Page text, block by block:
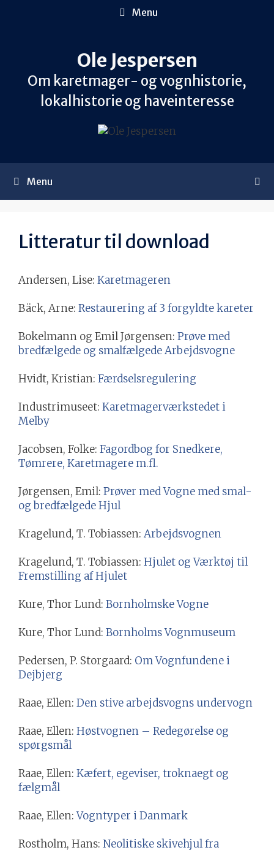
Menu
Ole Jespersen
Om karetmager- og vognhistorie,
lokalhistorie og haveinteresse
Menu
Litteratur til download
Andersen, Lise: Karetmageren
Bäck, Arne: Restaurering af 3 forgyldte kareter
Bokelmann og Emil Jørgensen: Prøve med
bredfælgede og smalfælgede Arbejdsvogne
Hvidt, Kristian: Færdselsregulering
Industrimuseet: Karetmagerværkstedet i
Melby
Jacobsen, Folke: Fagordbog for Snedkere,
Tømrere, Karetmagere m.fl.
Jørgensen, Emil: Prøver med Vogne med smal-
og bredfælgede Hjul
Kragelund, T. Tobiassen: Arbejdsvognen
Kragelund, T. Tobiassen: Hjulet og Værktøj til
Fremstilling af Hjulet
Kure, Thor Lund: Bornholmske Vogne
Kure, Thor Lund: Bornholms Vognmuseum
Pedersen, P. Storgaard: Om Vognfundene i
Dejbjerg
Raae, Ellen: Den stive arbejdsvogns undervogn
Raae, Ellen: Høstvognen – Redegørelse og
spørgsmål
Raae, Ellen: Kæfert, egeviser, troknaegt og
fælgmål
Raae, Ellen:Vogntyper i Danmark
Rostholm, Hans: Neolitiske skivehjul fra